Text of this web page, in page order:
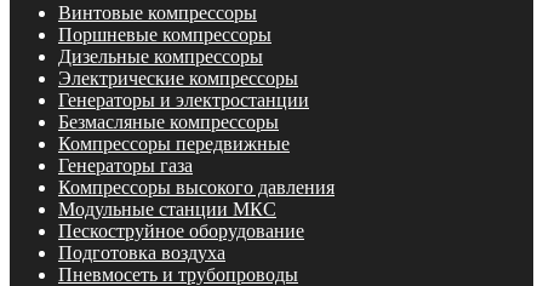
Винтовые компрессоры
Поршневые компрессоры
Дизельные компрессоры
Электрические компрессоры
Генераторы и электростанции
Безмасляные компрессоры
Компрессоры передвижные
Генераторы газа
Компрессоры высокого давления
Модульные станции МКС
Пескоструйное оборудование
Подготовка воздуха
Пневмосеть и трубопроводы